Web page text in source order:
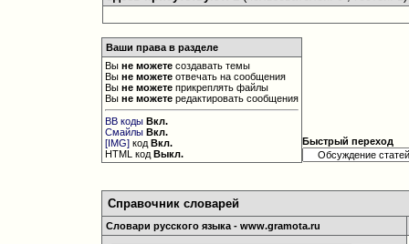
Ваши права в разделе
Выне можете создавать темы
Выне можете отвечать на сообщения
Выне можете прикреплять файлы
Выне можете редактировать сообщения
BB коды Вкл.
Смайлы Вкл.
[IMG] кодВкл.
HTML кодВыкл.
Быстрый переход
Справочник словарей
Словари русского языка - www.gramota.ru